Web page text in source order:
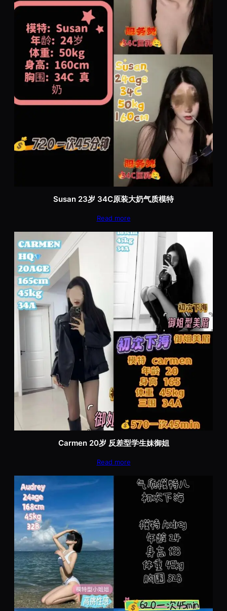
Susan 23岁 34C原装大奶气质模特
Read more
Carmen 20岁 反差型学生妹御姐
Read more